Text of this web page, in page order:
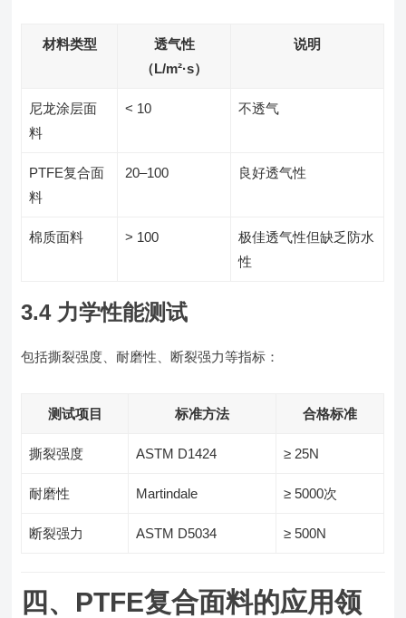
材料类型
透气性
（L/m²·s）
说明
尼龙涂层面
料
< 10 不透气
PTFE复合面
料
20–100 良好透气性
棉质面料 > 100
极佳透气性但缺乏防水
性
3.4 力学性能测试
包括撕裂强度、耐磨性、断裂强力等指标：
测试项目 标准方法 合格标准
撕裂强度 ASTM D1424 ≥ 25N
耐磨性 Martindale ≥ 5000次
断裂强力 ASTM D5034 ≥ 500N
四、PTFE复合面料的应用领